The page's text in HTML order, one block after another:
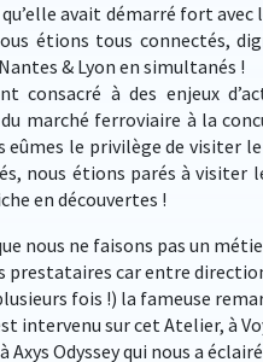
avait démarré fort
étions tous connectés,
& Lyon en simultanés !
consacré à des enjeux
marché ferroviaire à la
eûmes le privilège de visiter
nous étions parés à visiter
en découvertes !
nous ne faisons pas un
prestataires car entre
fois !) la fameuse
intervenu sur cet Atelier, à
Axys Odyssey qui nous a